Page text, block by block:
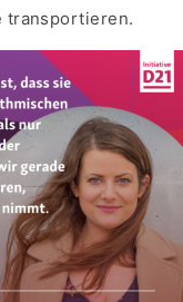
transportieren.